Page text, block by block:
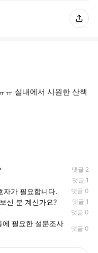
ㅠ 실내에서 시원한 산책
댓글 2
댓글 1
자가 필요합니다. 댓글 0
신 분 계신가요? 댓글 1
댓글 0
필요한 설문조사
댓글 0